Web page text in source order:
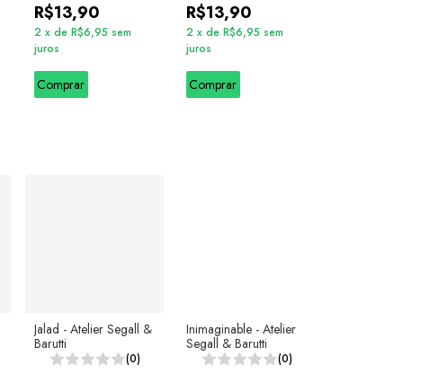
R$13,90
2 x de R$6,95 sem
juros
Comprar
R$13,90
2 x de R$6,95 sem
juros
Comprar
Jalad - Atelier Segall &
Barutti
(0)
Inimaginable - Atelier
Segall & Barutti
(0)